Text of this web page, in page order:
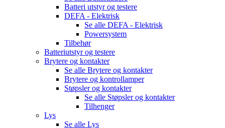
Batteri utstyr og testere
DEFA - Elektrisk
Se alle DEFA - Elektrisk
Powersystem
Tilbehør
Batteriutstyr og testere
Brytere og kontakter
Se alle Brytere og kontakter
Brytere og kontrollamper
Støpsler og kontakter
Se alle Støpsler og kontakter
Tilhenger
Lys
Se alle Lys